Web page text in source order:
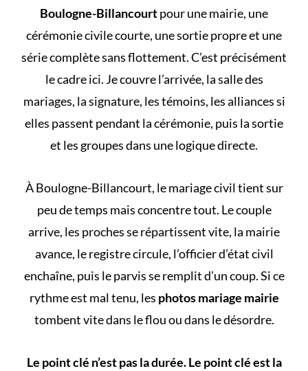
Boulogne-Billancourtpour une mairie, une
cérémonie civile courte, une sortie propre et une
série complète sans flottement. C’est précisément
le cadre ici. Je couvre l’arrivée, la salle des
mariages, la signature, les témoins, les alliances si
elles passent pendant la cérémonie, puis la sortie
et les groupes dans une logique directe.
À Boulogne-Billancourt, le mariage civil tient sur
peu de temps mais concentre tout. Le couple
arrive, les proches se répartissent vite, la mairie
avance, le registre circule, l’officier d’état civil
enchaîne, puis le parvis se remplit d’un coup. Si ce
rythme est mal tenu, les photos mariage mairie
tombent vite dans le flou ou dans le désordre.
Le point clé n’est pas la durée. Le point clé est la